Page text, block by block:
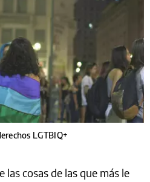
LGTBIQ+
las cosas de las que más le